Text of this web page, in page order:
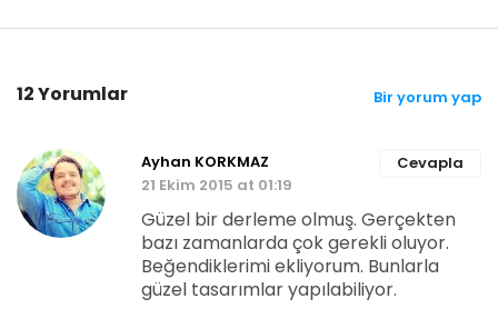
12 Yorumlar Bir yorum yap
Cevapla
Ayhan KORKMAZ
21 Ekim 2015 at 01:19
Güzel bir derleme olmuş. Gerçekten
bazı zamanlarda çok gerekli oluyor.
Beğendiklerimi ekliyorum. Bunlarla
güzel tasarımlar yapılabiliyor.